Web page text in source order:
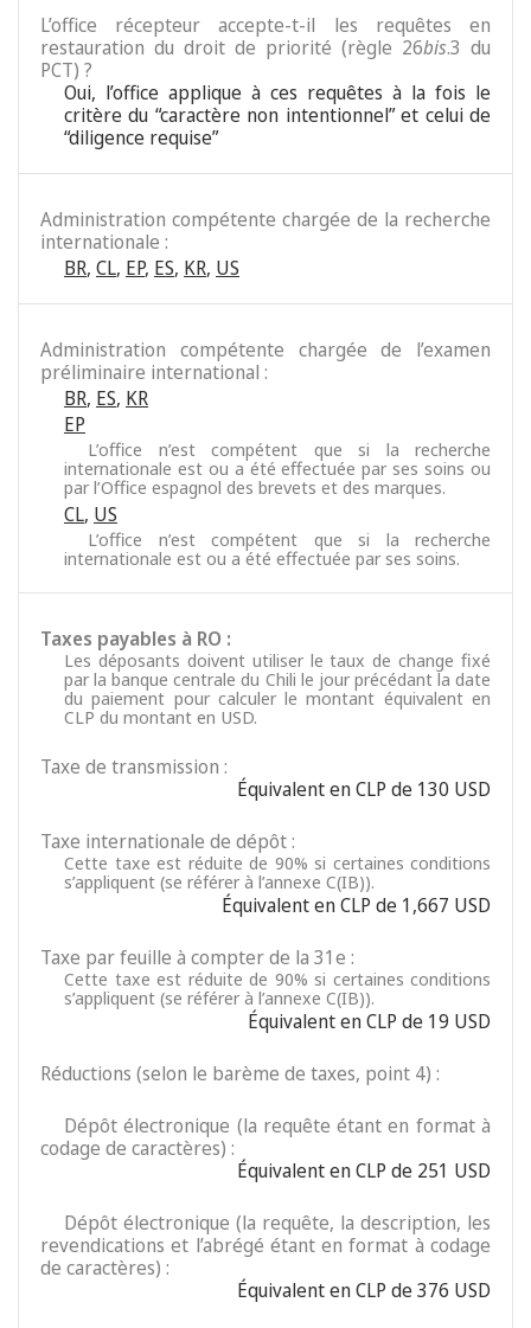
L’office récepteur accepte-t-il les requêtes en
restauration du droit de priorité (règle 26bis.3 du
PCT) ?
Oui, l’office applique à ces requêtes à la fois le
critère du “caractère non intentionnel” et celui de
“diligence requise”
Administration compétente chargée de la recherche
internationale :
BR, CL, EP, ES, KR, US
Administration compétente chargée de l’examen
préliminaire international :
BR, ES, KR
EP
L’office n’est compétent que si la recherche
internationale est ou a été effectuée par ses soins ou
par l’Office espagnol des brevets et des marques.
CL, US
L’office n’est compétent que si la recherche
internationale est ou a été effectuée par ses soins.
Taxes payables à RO :
Les déposants doivent utiliser le taux de change fixé
par la banque centrale du Chili le jour précédant la date
du paiement pour calculer le montant équivalent en
CLP du montant en USD.
Taxe de transmission :
Équivalent en CLP de 130 USD
Taxe internationale de dépôt :
Cette taxe est réduite de 90% si certaines conditions
s’appliquent (se référer à l’annexe C(IB)).
Équivalent en CLP de 1,667 USD
Taxe par feuille à compter de la 31e :
Cette taxe est réduite de 90% si certaines conditions
s’appliquent (se référer à l’annexe C(IB)).
Équivalent en CLP de 19 USD
Réductions (selon le barème de taxes, point 4) :
Dépôt électronique (la requête étant en format à
codage de caractères) :
Équivalent en CLP de 251 USD
Dépôt électronique (la requête, la description, les
revendications et l’abrégé étant en format à codage
de caractères) :
Équivalent en CLP de 376 USD